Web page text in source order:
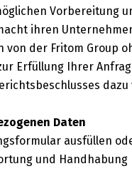
Vorbereitung
ihren
der Fritom Group
Erfüllung Ihrer
Daten
ausfüllen
und